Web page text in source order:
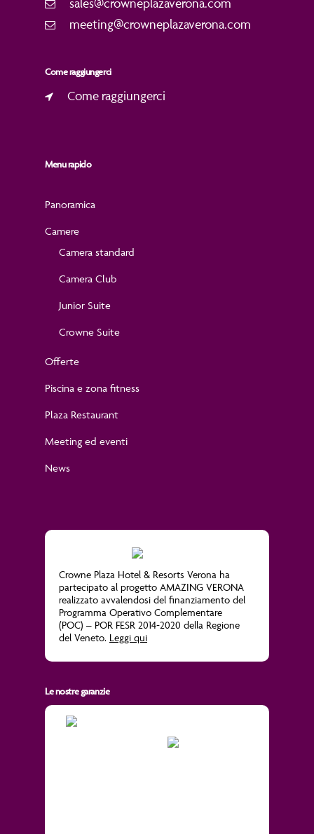
sales@crowneplazaverona.com
meeting@crowneplazaverona.com
Come raggiungerci
Come raggiungerci
Menu rapido
Panoramica
Camere
Camera standard
Camera Club
Junior Suite
Crowne Suite
Offerte
Piscina e zona fitness
Plaza Restaurant
Meeting ed eventi
News
Crowne Plaza Hotel & Resorts Verona ha
partecipato al progetto AMAZING VERONA
realizzato avvalendosi del finanziamento del
Programma Operativo Complementare
(POC) – POR FESR 2014-2020 della Regione
del Veneto. Leggi qui
Le nostre garanzie